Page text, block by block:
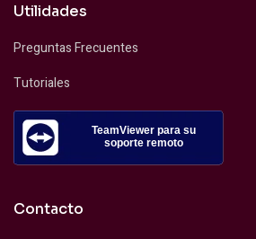
Utilidades
Preguntas Frecuentes
Tutoriales
TeamViewer para su
soporte remoto
Contacto